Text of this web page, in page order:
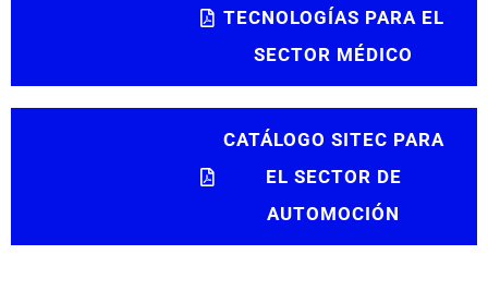
TECNOLOGÍAS PARA EL
SECTOR MÉDICO
CATÁLOGO SITEC PARA
EL SECTOR DE
AUTOMOCIÓN